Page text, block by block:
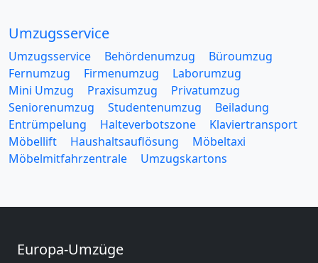
Umzugsservice
Umzugsservice Behördenumzug
Büroumzug
Fernumzug
Firmenumzug
Laborumzug
Mini Umzug
Praxisumzug
Privatumzug
Seniorenumzug
Studentenumzug
Beiladung
Entrümpelung
Halteverbotszone
Klaviertransport
Möbellift
Haushaltsauflösung
Möbeltaxi
Möbelmitfahrzentrale
Umzugskartons
Europa-Umzüge